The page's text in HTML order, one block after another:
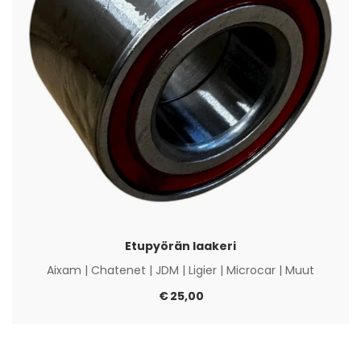
Etupyörän laakeri
Aixam | Chatenet | JDM | Ligier | Microcar | Muut
€25,00